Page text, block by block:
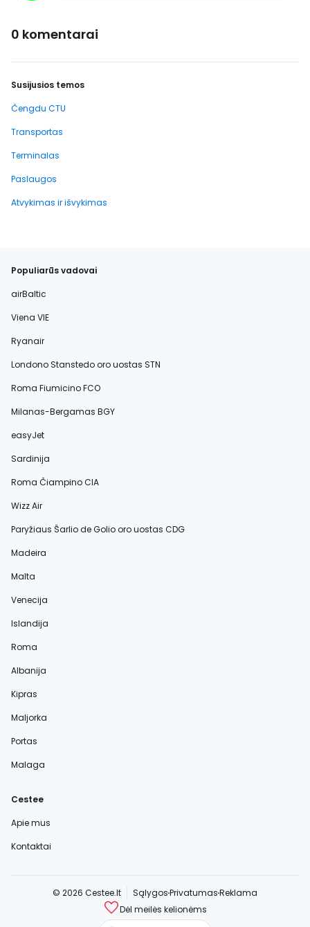
0 komentarai
Susijusios temos
Čengdu CTU
Transportas
Terminalas
Paslaugos
Atvykimas ir išvykimas
Populiarūs vadovai
airBaltic
Viena VIE
Ryanair
Londono Stanstedo oro uostas STN
Roma Fiumicino FCO
Milanas-Bergamas BGY
easyJet
Sardinija
Roma Čiampino CIA
Wizz Air
Paryžiaus Šarlio de Golio oro uostas CDG
Madeira
Malta
Venecija
Islandija
Roma
Albanija
Kipras
Maljorka
Portas
Malaga
Cestee
Apie mus
Kontaktai
© 2026 Cestee.lt SąlygosPrivatumasReklama
Dėl meilės kelionėms
cestee.com